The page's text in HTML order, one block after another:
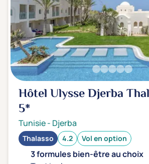
Hôtel Ulysse Djerba
5*
Tunisie- Djerba
Thalasso 4.2 Vol en option
3 formules bien-être au choix